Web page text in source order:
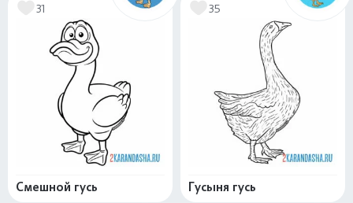
31
Смешной гусь
35
Гусыня гусь